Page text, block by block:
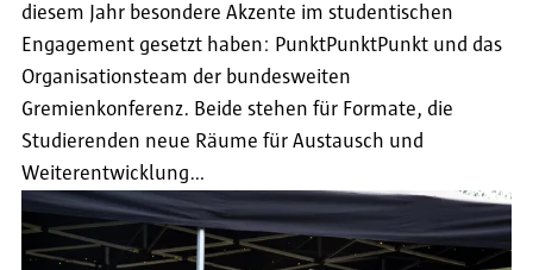
diesem Jahr besondere Akzente im studentischen
Engagement gesetzt haben: PunktPunktPunkt und das
Organisationsteam der bundesweiten
Gremienkonferenz. Beide stehen für Formate, die
Studierenden neue Räume für Austausch und
Weiterentwicklung…